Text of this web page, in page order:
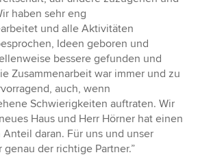
haben sehr eng
und alle Aktivitäten
Ideen geboren und
bessere gefunden und
Zusammenarbeit war immer und zu
auch, wenn
Schwierigkeiten auftraten. Wir
Haus und Herr Hörner hat einen
daran. Für uns und unser
genau der richtige Partner.”